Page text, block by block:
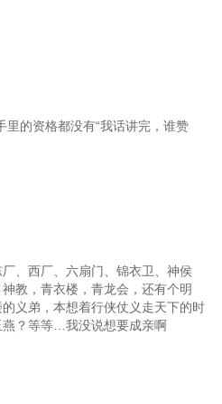
里的资格都没有“我话讲完，谁赞
、西厂、六扇门、锦衣卫、神侯
教，青衣楼，青龙会，还有个明
义弟，本想着行侠仗义走天下的时
？等等…我没说想要成亲啊